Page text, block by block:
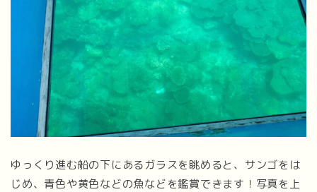
ゆっくり進む船の下にあるガラスを眺めると、サンゴをは
じめ、青色や黄色などの魚などを鑑賞できます！写真を上